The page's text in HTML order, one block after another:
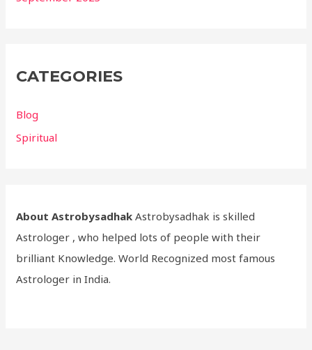
CATEGORIES
Blog
Spiritual
About Astrobysadhak Astrobysadhak is skilled
Astrologer , who helped lots of people with their
brilliant Knowledge. World Recognized most famous
Astrologer in India.